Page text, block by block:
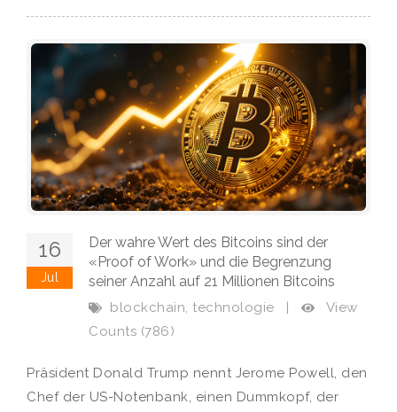
16
Jul
Der wahre Wert des Bitcoins sind der
«Proof of Work» und die Begrenzung
seiner Anzahl auf 21 Millionen Bitcoins
blockchain, technologie
View
Counts (786)
Präsident Donald Trump nennt Jerome Powell, den
Chef der US-Notenbank, einen Dummkopf, der